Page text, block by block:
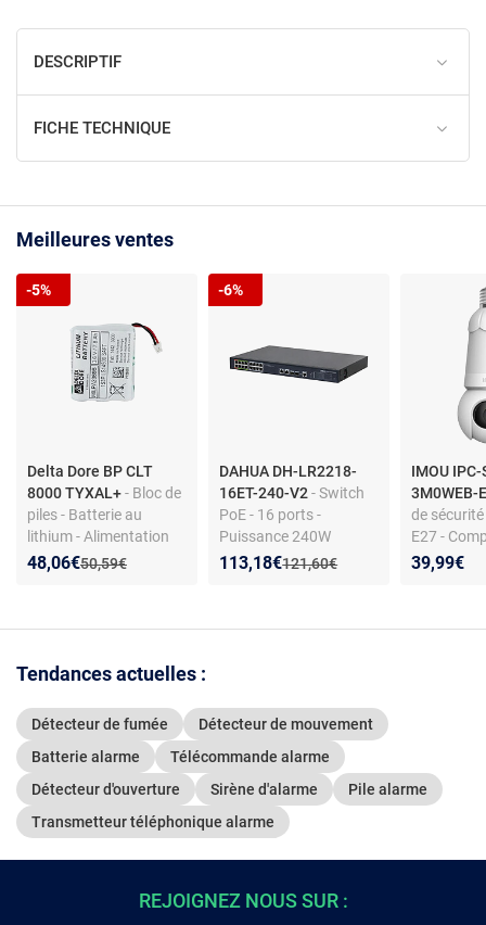
DESCRIPTIF
FICHE TECHNIQUE
Meilleures ventes
Delta Dore BP CLT
8000 TYXAL+- Bloc de
piles - Batterie au
lithium - Alimentation
prolongée - Compatible
Ancien prix :
50,59€
Nouveau prix :
48,06€
Réduction de :
-5%
DAHUA DH-LR2218-
16ET-240-V2- Switch
PoE - 16 ports -
Puissance 240W
Ancien prix :
121,60€
Nouveau prix :
113,18€
Réduction de :
-6%
IMOU IPC-
3M0WEB-
de
E27 -
39,99€
Tendances actuelles :
Détecteur de fumée
Détecteur de mouvement
Batterie alarme
Télécommande alarme
Détecteur d'ouverture
Sirène d'alarme
Pile alarme
Transmetteur téléphonique alarme
REJOIGNEZ NOUS SUR :